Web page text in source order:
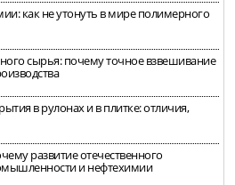
как не утонуть в мире полимерного
сырья: почему точное взвешивание
в рулонах и в плитке: отличия,
развитие отечественного
и нефтехимии